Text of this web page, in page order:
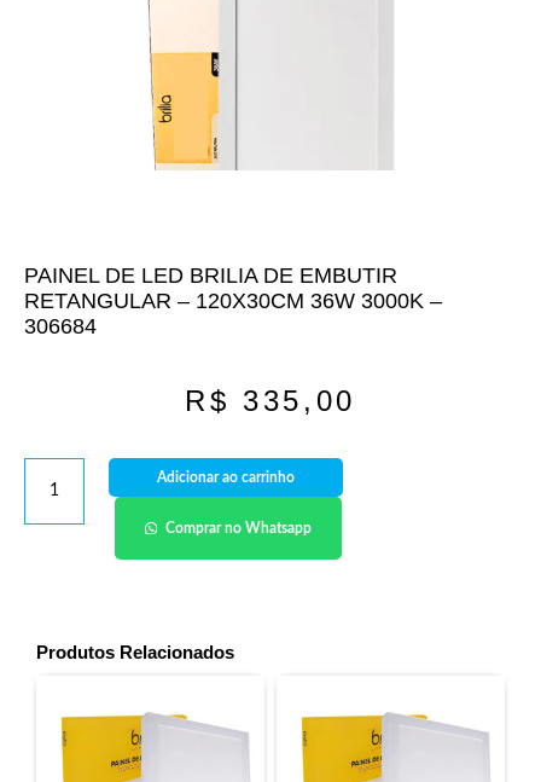
PAINEL DE LED BRILIA DE EMBUTIR
RETANGULAR – 120X30CM 36W 3000K –
306684
R$ 335,00
Adicionar ao carrinho
Comprar no Whatsapp
Produtos Relacionados